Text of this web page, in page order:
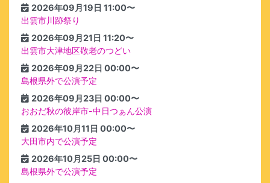
2026年09月19日 11:00〜
出雲市川跡祭り
2026年09月21日 11:20〜
出雲市大津地区敬老のつどい
2026年09月22日 00:00〜
島根県外で公演予定
2026年09月23日 00:00〜
おおだ秋の彼岸市-中日つぁん公演
2026年10月11日 00:00〜
大田市内で公演予定
2026年10月25日 00:00〜
島根県外で公演予定